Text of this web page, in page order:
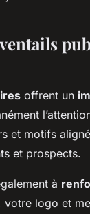
offrent un
et motifs
et prospects.
à
votre logo et